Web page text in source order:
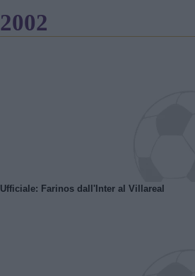
2002
Ufficiale: Farinos dall'Inter al Villareal